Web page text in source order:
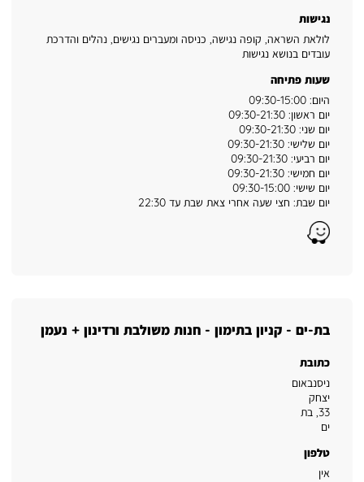
נגישות
לולאת השראה, קופה נגישה, כניסה ומעברים נגישים, נהלים והדרכת
עובדים בנושא נגישות
שעות פתיחה
היום: 09:30-15:00
יום ראשון: 09:30-21:30
יום שני: 09:30-21:30
יום שלישי: 09:30-21:30
יום רביעי: 09:30-21:30
יום חמישי: 09:30-21:30
יום שישי: 09:30-15:00
יום שבת: חצי שעה אחרי צאת שבת עד 22:30
Waze
בת-ים - קניון בתימון - חנות משולבת ורדינון + נעמן
כתובת
ניסנבאום
יצחק
33
, בת
ים
טלפון
אין